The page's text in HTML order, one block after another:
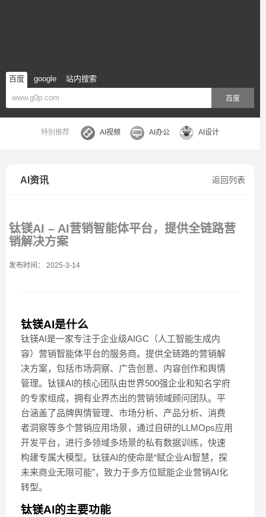
百度 google 站内搜索
百度
特别推荐 AI视频 AI办公 AI设计
返回列表
AI资讯
钛镁AI – AI营销智能体平台，提供全链路营
销解决方案
发布时间： 2025-3-14
钛镁AI是什么
钛镁AI是一家专注于企业级AIGC（人工智能生成内
容）营销智能体平台的服务商。提供全链路的营销解
决方案，包括市场洞察、广告创意、内容创作和舆情
管理。钛镁AI的核心团队由世界500强企业和知名学府
的专家组成，拥有业界杰出的营销领域顾问团队。平
台涵盖了品牌舆情管理、市场分析、产品分析、消费
者洞察等多个营销应用场景，通过自研的LLMOps应用
开发平台，进行多领域多场景的私有数据训练，快速
构建专属大模型。钛镁AI的使命是“赋企业AI智慧，探
未来商业无限可能”，致力于多方位赋能企业营销AI化
转型。
钛镁AI的主要功能